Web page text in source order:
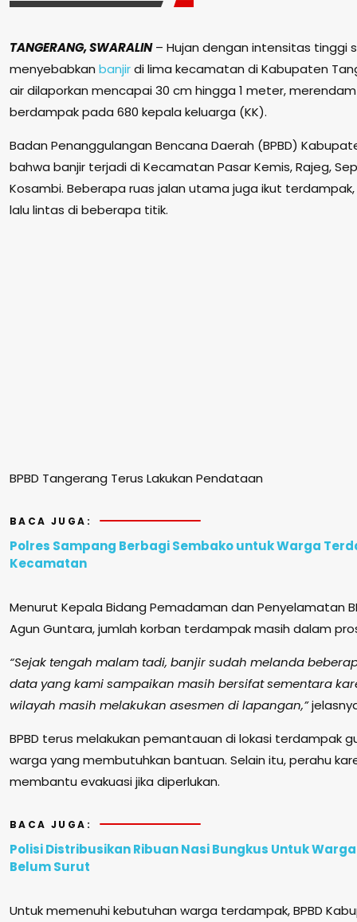
TANGERANG, SWARALIN– Hujan dengan intensitas tinggi
menyebabkan banjirdi lima kecamatan di Kabupaten
air dilaporkan mencapai 30 cm hingga 1 meter,
berdampak pada 680 kepala keluarga (KK).
Badan Penanggulangan Bencana Daerah (BPBD)
bahwa banjir terjadi di Kecamatan Pasar Kemis, Rajeg,
Kosambi. Beberapa ruas jalan utama juga ikut
lalu lintas di beberapa titik.
BPBD Tangerang Terus Lakukan Pendataan
BACA JUGA:
Polres Sampang Berbagi Sembako untuk Warga
Kecamatan
Menurut Kepala Bidang Pemadaman dan Penyelamatan
Agun Guntara, jumlah korban terdampak masih dalam
“Sejak tengah malam tadi, banjir sudah melanda
data yang kami sampaikan masih bersifat sementara
wilayah masih melakukan asesmen di lapangan,”
BPBD terus melakukan pemantauan di lokasi terdampak
warga yang membutuhkan bantuan. Selain itu, perahu
membantu evakuasi jika diperlukan.
BACA JUGA:
Polisi Distribusikan Ribuan Nasi Bungkus Untuk
Belum Surut
Untuk memenuhi kebutuhan warga terdampak, BPBD